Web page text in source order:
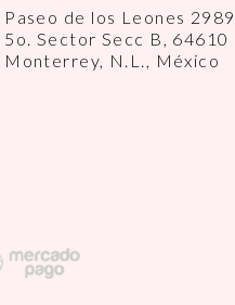
Paseo de los Leones
5o. Sector Secc B, 64610
Monterrey, N.L., México